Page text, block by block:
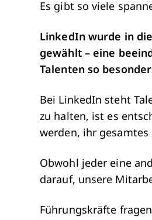
Es gibt so viele
LinkedIn wurde in
gewählt – eine
Talenten so
Bei LinkedIn steht
zu halten, ist es
werden, ihr
Obwohl jeder eine
darauf, unsere
Führungskräfte